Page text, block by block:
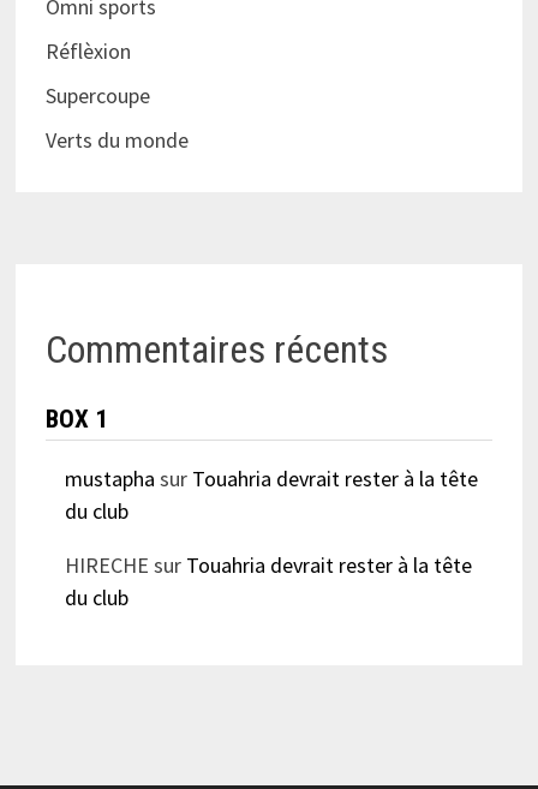
Omni sports
Réflèxion
Supercoupe
Verts du monde
Commentaires récents
BOX 1
mustapha sur Touahria devrait rester à la tête
du club
HIRECHE sur Touahria devrait rester à la tête
du club